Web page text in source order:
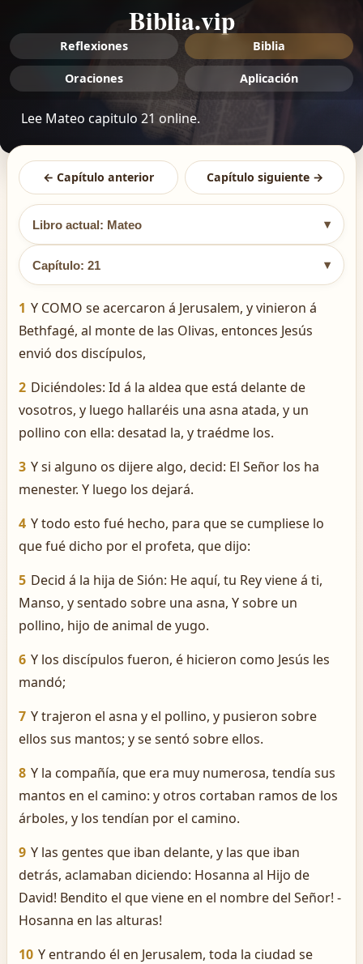
Biblia.vip
Reflexiones Biblia
Oraciones Aplicación
Lee Mateo capitulo 21 online.
← Capítulo anterior Capítulo siguiente →
Libro actual: Mateo ▾
Capítulo: 21 ▾
1 Y COMO se acercaron á Jerusalem, y vinieron á
Bethfagé, al monte de las Olivas, entonces Jesús
envió dos discípulos,
2 Diciéndoles: Id á la aldea que está delante de
vosotros, y luego hallaréis una asna atada, y un
pollino con ella: desatad la, y traédme los.
3 Y si alguno os dijere algo, decid: El Señor los ha
menester. Y luego los dejará.
4 Y todo esto fué hecho, para que se cumpliese lo
que fué dicho por el profeta, que dijo:
5 Decid á la hija de Sión: He aquí, tu Rey viene á ti,
Manso, y sentado sobre una asna, Y sobre un
pollino, hijo de animal de yugo.
6 Y los discípulos fueron, é hicieron como Jesús les
mandó;
7 Y trajeron el asna y el pollino, y pusieron sobre
ellos sus mantos; y se sentó sobre ellos.
8 Y la compañía, que era muy numerosa, tendía sus
mantos en el camino: y otros cortaban ramos de los
árboles, y los tendían por el camino.
9 Y las gentes que iban delante, y las que iban
detrás, aclamaban diciendo: ­Hosanna al Hijo de
David! ­Bendito el que viene en el nombre del Señor! ­
Hosanna en las alturas!
10 Y entrando él en Jerusalem, toda la ciudad se